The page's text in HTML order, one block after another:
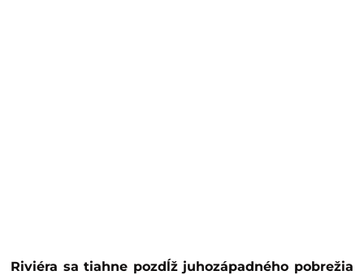
Riviéra sa tiahne pozdĺž juhozápadného pobrežia